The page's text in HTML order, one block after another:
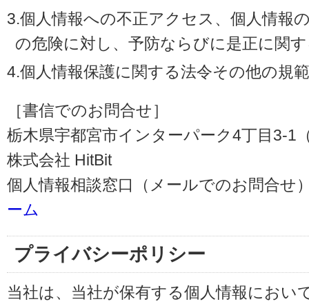
3.個人情報への不正アクセス、個人情報
の危険に対し、予防ならびに是正に関
4.個人情報保護に関する法令その他の規
［書信でのお問合せ］
栃木県宇都宮市インターパーク4丁目3-1
株式会社 HitBit
個人情報相談窓口（メールでのお問合せ
ーム
プライバシーポリシー
当社は、当社が保有する個人情報におい